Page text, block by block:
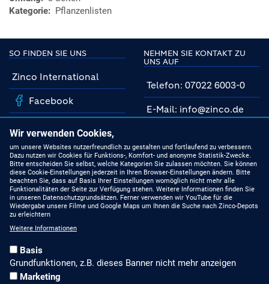
Kategorie
Pflanzenlisten
SO FINDEN SIE UNS
Zinco International
Facebook
YouTube
Linkedin
NEHMEN SIE KONTAKT ZU
UNS AUF
Telefon: 07022 6003-0
E-Mail: info@zinco.de
MIT UNS AUF DEM
NEUESTEN STAND
Produkte
Stellenangebote
Wir verwenden Cookies,
um unsere Websites nutzerfreundlich zu gestalten und fortlaufend zu verbessern.
Dazu nutzen wir Cookies für Funktions-, Komfort- und anonyme Statistik-Zwecke.
Bitte entscheiden Sie selbst, welche Kategorien Sie zulassen möchten. Sie können
diese Cookie-Einstellungen jederzeit in Ihren Browser-Einstellungen ändern. Bitte
beachten Sie, dass auf Basis Ihrer Einstellungen womöglich nicht mehr alle
Funktionalitäten der Seite zur Verfügung stehen. Weitere Informationen finden Sie
in unseren Datenschutzgrundsätzen. Ferner verwenden wir YouTube für die
Wiedergabe unsere Filme und Google Maps um Ihnen die Suche nach Zinco-Depots
zu erleichtern
Weitere Informationen
Basis
Grundfunktionen, z.B. dieses Banner nicht mehr anzeigen
Marketing